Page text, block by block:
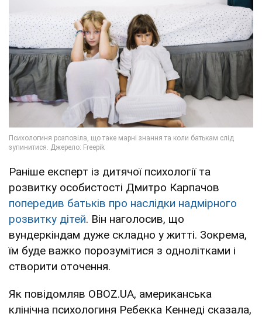
Раніше експерт із дитячої психології та
розвитку особистості Дмитро Карпачов
попередив батьків про наслідки надмірного
розвитку дітей. Він наголосив, що
вундеркіндам дуже складно у житті. Зокрема,
їм буде важко порозумітися з однолітками і
створити оточення.
Як повідомляв OBOZ.UA, американська
клінічна психологиня Ребекка Кеннеді сказала,